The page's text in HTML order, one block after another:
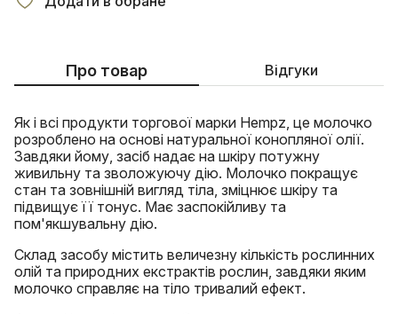
Про товар Відгуки
Як і всі продукти торгової марки Hempz, це молочко
розроблено на основі натуральної конопляної олії.
Завдяки йому, засіб надає на шкіру потужну
живильну та зволожуючу дію. Молочко покращує
стан та зовнішній вигляд тіла, зміцнює шкіру та
підвищує її тонус. Має заспокійливу та
пом'якшувальну дію.
Склад засобу містить величезну кількість рослинних
олій та природних екстрактів рослин, завдяки яким
молочко справляє на тіло тривалий ефект.